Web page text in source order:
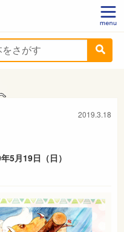
2019.3.18
5月19日（日）